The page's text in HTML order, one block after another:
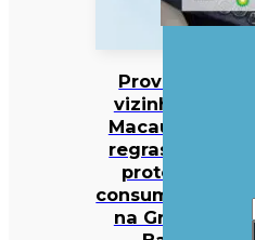
Província
vizinha de
Macau com
regras para
proteger
consumidores
na Grande